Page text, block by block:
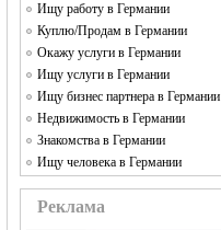
Ищу работу в Германии
Куплю/Продам в Германии
Окажу услуги в Германии
Ищу услуги в Германии
Ищу бизнес партнера в Германии
Недвижимость в Германии
Знакомства в Германии
Ищу человека в Германии
Реклама